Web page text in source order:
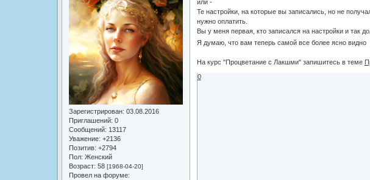
Зарегистрирован: 03.08.2016
Приглашений: 0
Сообщений: 13117
Уважение: +2136
Позитив: +2794
Пол: Женский
Возраст: 58 [1968-04-20]
Провел на форуме:
или -
Те настройки, на которые вы записались, но не
нужно оплатить.
Вы у меня первая, кто записался на настройки и так
Я думаю, что вам теперь самой все более ясно видно
На курс "Процветание с Лакшми" запишитесь в теме
0